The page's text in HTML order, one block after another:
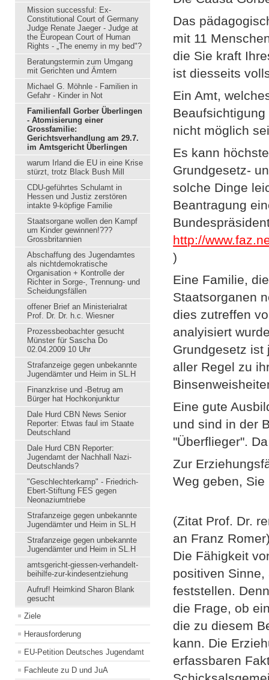
Mission successful: Ex-
Constitutional Court of Germany
Judge Renate Jaeger - Judge at
the European Court of Human
Rights - „The enemy in my bed"?
Beratungstermin zum Umgang
mit Gerichten und Ämtern
Michael G. Möhnle - Familien in
Gefahr - Kinder in Not
Familienfall Gorber Überlingen
- Atomisierung einer
Grossfamilie:
Gerichtsverhandlung am 29.7.
im Amtsgericht Überlingen
warum Irland die EU in eine Krise
stürzt, trotz Black Bush Mill
CDU-geführtes Schulamt in
Hessen und Justiz zerstören
intakte 9-köpfige Familie
Staatsorgane wollen den Kampf
um Kinder gewinnen!???
Grossbritannien
Abschaffung des Jugendamtes
als nichtdemokratische
Organisation + Kontrolle der
Richter in Sorge-, Trennung- und
Scheidungsfällen
offener Brief an Ministerialrat
Prof. Dr. Dr. h.c. Wiesner
Prozessbeobachter gesucht
Münster für Sascha Do
02.04.2009 10 Uhr
Strafanzeige gegen unbekannte
Jugendämter und Heim in SL.H
Finanzkrise und -Betrug am
Bürger hat Hochkonjunktur
Dale Hurd CBN News Senior
Reporter: Etwas faul im Staate
Deutschland
Dale Hurd CBN Reporter:
Jugendamt der Nachhall Nazi-
Deutschlands?
"Geschlechterkamp" - Friedrich-
Ebert-Stiftung FES gegen
Neonaziumtriebe
Strafanzeige gegen unbekannte
Jugendämter und Heim in SL.H
Strafanzeige gegen unbekannte
Jugendämter und Heim in SL.H
amtsgericht-giessen-verhandelt-
beihilfe-zur-kindesentziehung
Aufruf! Heimkind Sharon Blank
gesucht
Ziele
Herausforderung
EU-Petition Deutsches Jugendamt
Fachleute zu D und JuA
Das
mit 11
die Sie kraft
ist diesseits
Ein Amt,
nicht möglich
Es kann
Grundgesetz-
solche Dinge
Beantragung
http://
)
Eine Familie,
Staatsorganen
dies zutreffen
analyisiert
Grundgesetz ist
aller Regel zu
Eine gute
und sind in der
"Überflieger".
Zur
Weg geben,
(Zitat Prof. Dr.
an Franz
Die Fähigkeit
positiven
feststellen.
die Frage, ob
die zu diesem
kann. Die
erfassbaren